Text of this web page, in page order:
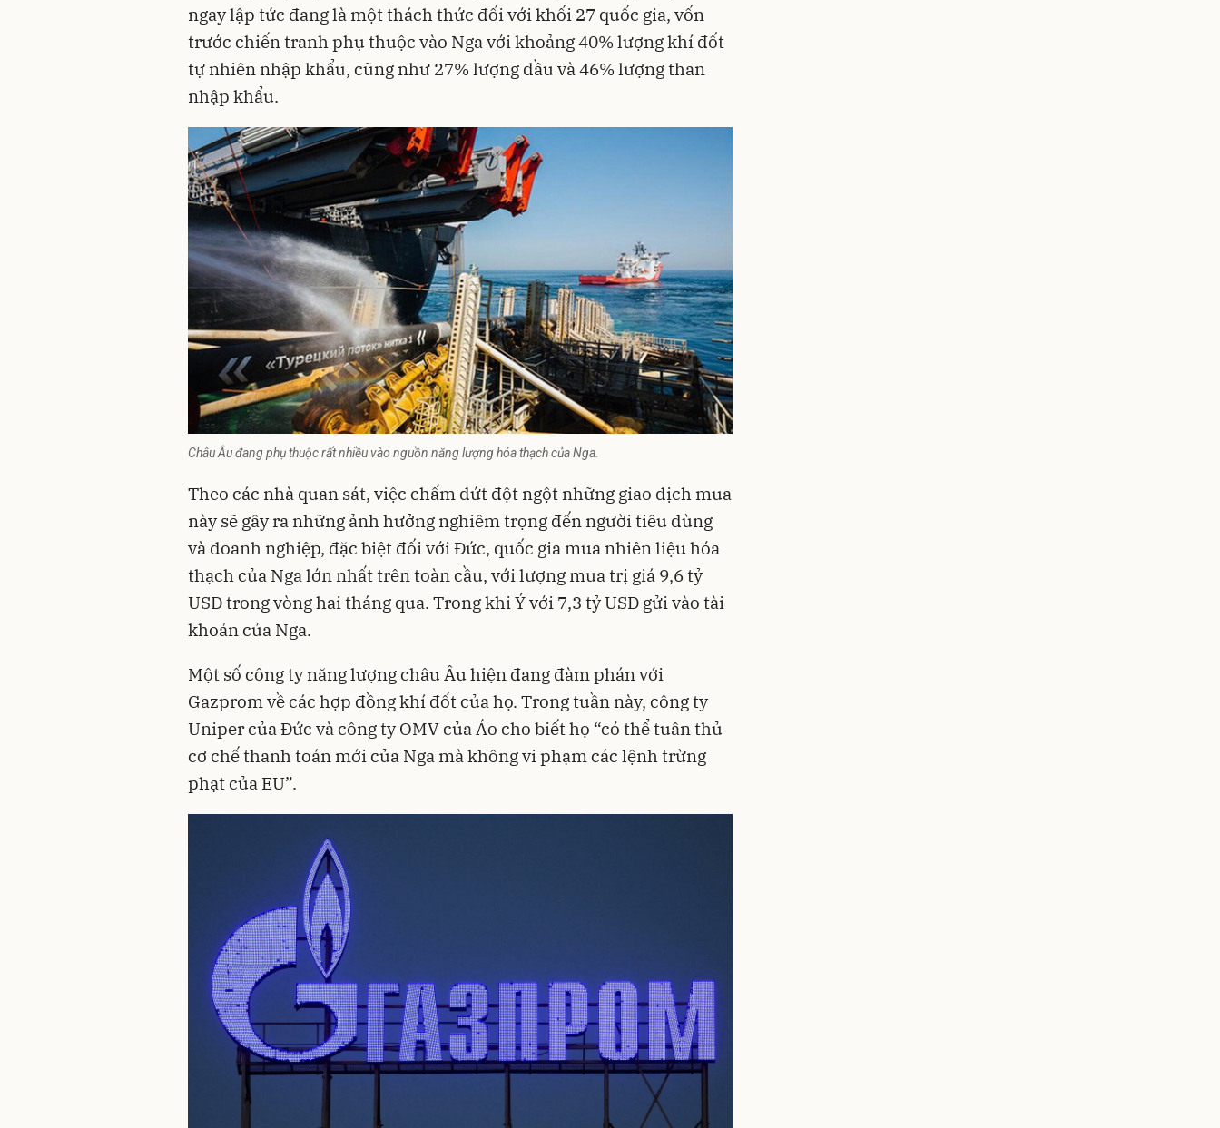
ngay lập tức đang là một thách thức đối với khối 27 quốc gia, vốn
trước chiến tranh phụ thuộc vào Nga với khoảng 40% lượng khí đốt
tự nhiên nhập khẩu, cũng như 27% lượng dầu và 46% lượng than
nhập khẩu.
Châu Âu đang phụ thuộc rất nhiều vào nguồn năng lượng hóa thạch của Nga.
Theo các nhà quan sát, việc chấm dứt đột ngột những giao dịch mua
này sẽ gây ra những ảnh hưởng nghiêm trọng đến người tiêu dùng
và doanh nghiệp, đặc biệt đối với Đức, quốc gia mua nhiên liệu hóa
thạch của Nga lớn nhất trên toàn cầu, với lượng mua trị giá 9,6 tỷ
USD trong vòng hai tháng qua. Trong khi Ý với 7,3 tỷ USD gửi vào tài
khoản của Nga.
Một số công ty năng lượng châu Âu hiện đang đàm phán với
Gazpromvề các hợp đồng khí đốt của họ. Trong tuần này, công ty
Uniper của Đức và công ty OMV của Áo cho biết họ “có thể tuân thủ
cơ chế thanh toán mới của Nga mà không vi phạm các lệnh trừng
phạt của EU”.